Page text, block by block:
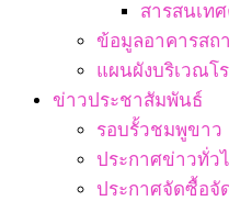
สารสนเท
ข้อมูลอาคารสถ
แผนผังบริเวณโ
ข่าวประชาสัมพันธ์
รอบรั้วชมพูขาว
ประกาศข่าวทั่ว
ประกาศจัดซื้อจั